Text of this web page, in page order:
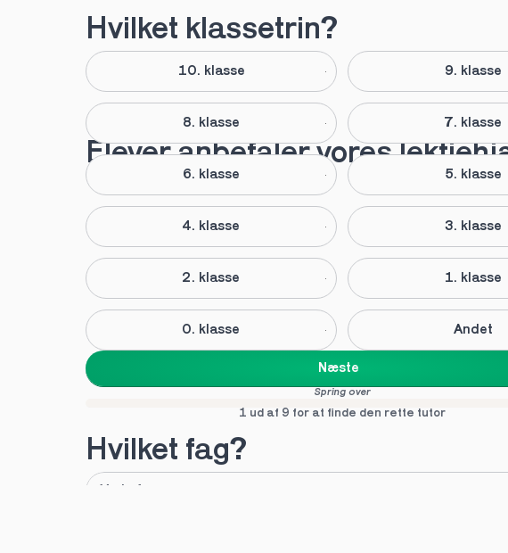
Hvilket klassetrin?
10. klasse 9. klasse
8. klasse 7. klasse
6. klasse 5. klasse
4. klasse 3. klasse
2. klasse 1. klasse
0. klasse Andet
Næste
Spring over
1 ud af 9 for at finde den rette tutor
Hvilket fag?
Elever anbefaler vores